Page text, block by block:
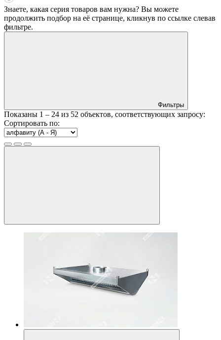
Знаете, какая серия товаров вам нужна? Вы можете
продолжить подбор на её странице, кликнув по ссылке слевав
фильтре.
Фильтры
Показаны 1 – 24 из 52 объектов, соответствующих запросу:
Сортировать по: